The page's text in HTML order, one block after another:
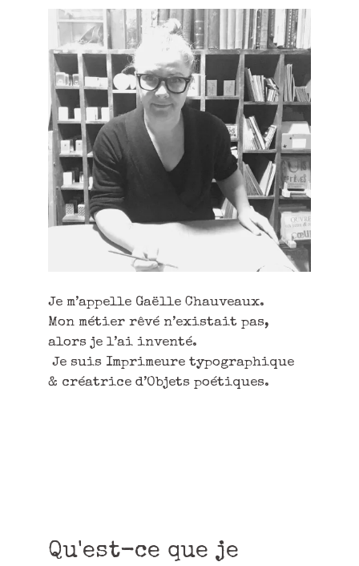
Je m’appelle Gaëlle Chauveaux.
Mon métier rêvé n’existait pas,
alors je l’ai inventé.
Je suis Imprimeure typographique
& créatrice d’Objets poétiques.
Qu'est-ce que je